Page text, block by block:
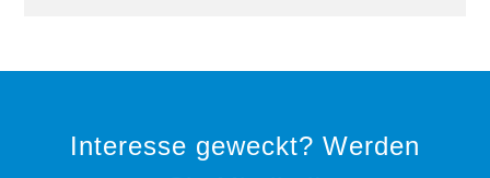
Interesse geweckt? Werden